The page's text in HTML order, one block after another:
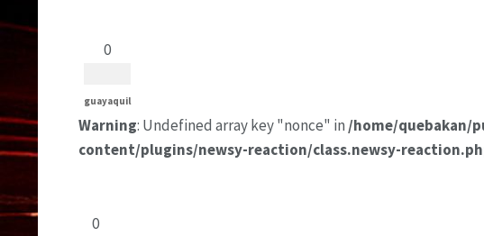
0
guayaquil
Warning: Undefined array key "nonce" in /home/quebakan/
content/plugins/newsy-reaction/class.newsy-
0